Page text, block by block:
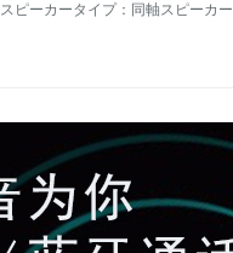
スピーカータイプ：同軸スピーカー